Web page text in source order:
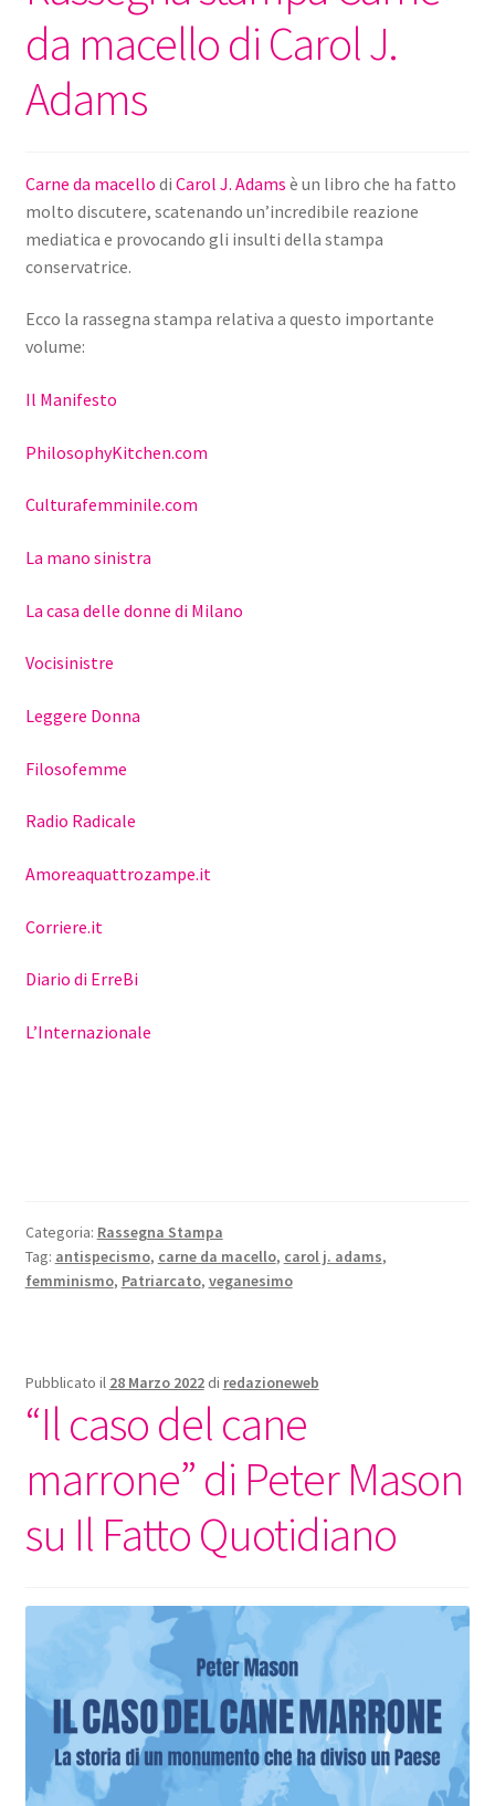
da macello di Carol J.
Adams
Carne da macello di Carol J. Adams è un libro che ha fatto
molto discutere, scatenando un’incredibile reazione
mediatica e provocando gli insulti della stampa
conservatrice.
Ecco la rassegna stampa relativa a questo importante
volume:
Il Manifesto
PhilosophyKitchen.com
Culturafemminile.com
La mano sinistra
La casa delle donne di Milano
Vocisinistre
Leggere Donna
Filosofemme
Radio Radicale
Amoreaquattrozampe.it
Corriere.it
Diario di ErreBi
L’Internazionale
Categoria: Rassegna Stampa
Tag: antispecismo, carne da macello, carol j. adams,
femminismo, Patriarcato, veganesimo
Pubblicato il 28 Marzo 2022 di redazioneweb
“Il caso del cane
marrone” di Peter Mason
su Il Fatto Quotidiano